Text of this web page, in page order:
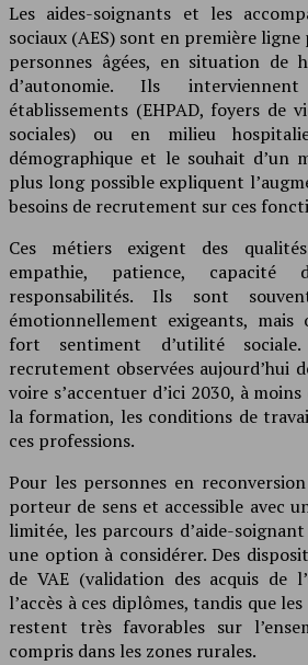
Les aides-soignants et les
sociaux (AES) sont en première
personnes âgées, en situation de
d’autonomie. Ils
établissements (EHPAD, foyers de
sociales) ou en milieu
démographique et le souhait d’un
plus long possible expliquent
besoins de recrutement sur ces
Ces métiers exigent des
empathie, patience, capacité
responsabilités. Ils sont
émotionnellement exigeants,
fort sentiment d’utilité
recrutement observées aujourd’hui
voire s’accentuer d’ici 2030, à
la formation, les conditions de
ces professions.
Pour les personnes en
porteur de sens et accessible avec
limitée, les parcours d’aide-
une option à considérer. Des
de VAE (validation des acquis de
l’accès à ces diplômes, tandis que
restent très favorables sur
compris dans les zones rurales.